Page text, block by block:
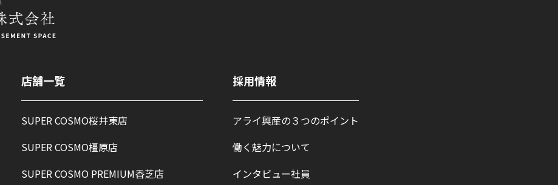
店舗一覧
SUPER COSMO桜井東店
SUPER COSMO橿原店
SUPER COSMO PREMIUM香芝店
採用情報
アライ興産の３つのポイント
働く魅力について
インタビュー社員